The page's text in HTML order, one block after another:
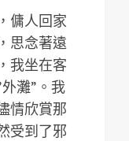
傭人回家
思念著遠
我坐在客
灘”。我
情欣賞那
受到了邪